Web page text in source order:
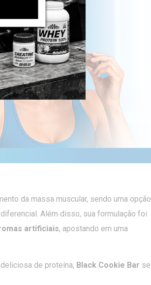
da massa muscular, sendo uma opção
Além disso, sua formulação foi
artificiais, apostando em uma
de proteína, Black Cookie Bar se